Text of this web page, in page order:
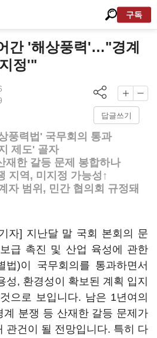
구독
간 '해상풍력'…"경계
정'"
답글쓰기
풍력법' 국무회의 통과
제도' 골자
재한 갈등 문제 봉합하나
지역, 미지정 가능성↑
자 범위, 민간 협의회 규정돼
자] 지난달 말 국회 본회의 문
급 촉진 및 산업 육성에 관한
법)이 국무회의를 통과하면서
성, 환경성이 확보된 계획 입지
으로 보입니다. 남은 1년여의
계 분쟁 등 산재한 갈등 문제가
관건이 될 전망입니다. 특히 다